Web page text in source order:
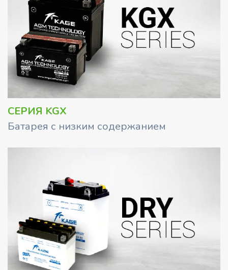
СЕРИЯ KGX
Батарея с низким содержанием